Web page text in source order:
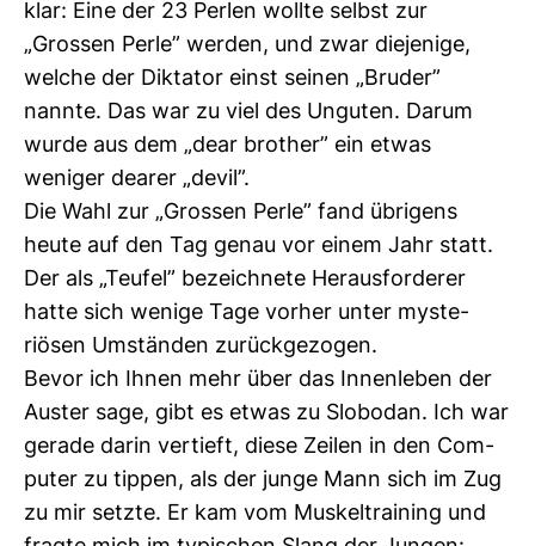
klar: Eine der 23 Perlen wollte selbst zur
„Grossen Perle” werden, und zwar die­je­nige,
welche der Dik­tator einst seinen „Bruder”
nannte. Das war zu viel des Unguten. Darum
wurde aus dem „dear brother” ein etwas
weniger dearer „devil”.
Die Wahl zur „Grossen Perle” fand übri­gens
heute auf den Tag genau vor einem Jahr statt.
Der als „Teufel” bezeich­nete Her­aus­for­derer
hatte sich wenige Tage vorher unter mys­te­
riösen Umständen zurück­ge­zogen.
Bevor ich Ihnen mehr über das Innen­leben der
Auster sage, gibt es etwas zu Slobodan. Ich war
gerade darin ver­tieft, diese Zeilen in den Com­
puter zu tippen, als der junge Mann sich im Zug
zu mir setzte. Er kam vom Mus­kel­trai­ning und